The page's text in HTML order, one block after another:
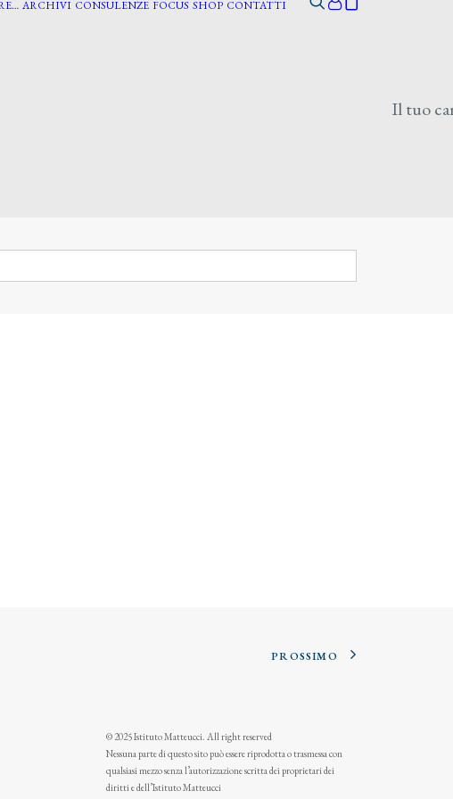
ARCHIVI CONSULENZE FOCUS SHOP CONTATTI
Il tuo
PROSSIMO
© 2025 Istituto Matteucci. All right reserved
Nessuna parte di questo sito può essere riprodotta o trasmessa con
qualsiasi mezzo senza l’autorizzazione scritta dei proprietari dei
diritti e dell’Istituto Matteucci